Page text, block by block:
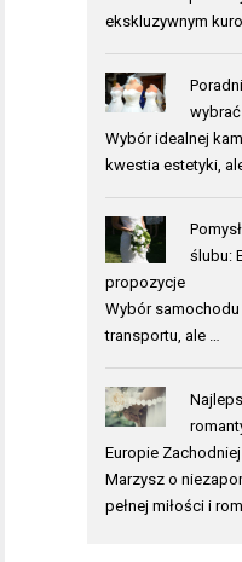
ekskluzywnym
Wybór idealnej
kwestia estetyki, ale
ślubu:
propozycje
Wybór
transportu, ale …
Europie Zachodniej
Marzysz o
pełnej miłości i